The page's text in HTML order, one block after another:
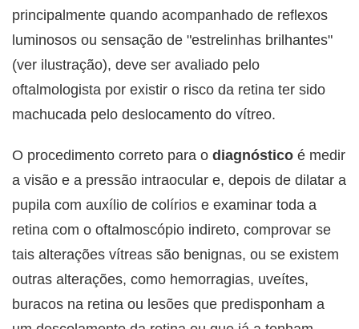
principalmente quando acompanhado de reflexos
luminosos ou sensação de "estrelinhas brilhantes"
(ver ilustração), deve ser avaliado pelo
oftalmologista por existir o risco da retina ter sido
machucada pelo deslocamento do vítreo.
O procedimento correto para o diagnóstico é medir
a visão e a pressão intraocular e, depois de dilatar a
pupila com auxílio de colírios e examinar toda a
retina com o oftalmoscópio indireto, comprovar se
tais alterações vítreas são benignas, ou se existem
outras alterações, como hemorragias, uveítes,
buracos na retina ou lesões que predisponham a